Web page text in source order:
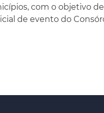
com o objetivo
de evento do